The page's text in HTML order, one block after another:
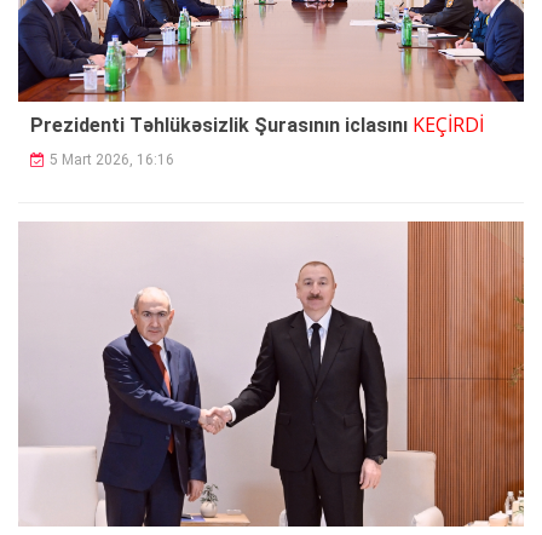
Prezidenti Təhlükəsizlik Şurasının iclasını KEÇİRDİ
5 Mart 2026, 16:16